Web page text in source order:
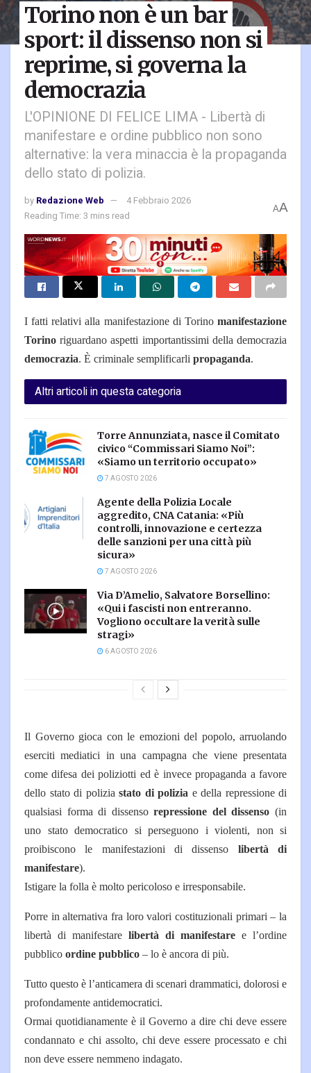
Torino non è un bar
sport: il dissenso non si
reprime, si governa la
democrazia
L'OPINIONE DI FELICE LIMA - Libertà di
manifestare e ordine pubblico non sono
alternative: la vera minaccia è la propaganda
dello stato di polizia.
by Redazione Web
4 Febbraio 2026
Reading Time: 3 mins read
AA
I fatti relativi alla manifestazione di Torino manifestazione
Torino riguardano aspetti importantissimi della democrazia
democrazia. È criminale semplificarli propaganda.
Altri articoli in questa categoria
Torre Annunziata, nasce il Comitato
civico “Commissari Siamo Noi”:
«Siamo un territorio occupato»
7 AGOSTO 2026
Agente della Polizia Locale
aggredito, CNA Catania: «Più
controlli, innovazione e certezza
delle sanzioni per una città più
sicura»
7 AGOSTO 2026
Via D’Amelio, Salvatore Borsellino:
«Qui i fascisti non entreranno.
Vogliono occultare la verità sulle
stragi»
6 AGOSTO 2026
Il Governo gioca con le emozioni del popolo, arruolando
eserciti mediatici in una campagna che viene presentata
come difesa dei poliziotti ed è invece propaganda a favore
dello stato di polizia stato di polizia e della repressione di
qualsiasi forma di dissensorepressione del dissenso (in
uno stato democratico si perseguono i violenti, non si
proibiscono le manifestazioni di dissenso libertà di
manifestare).
Istigare la folla è molto pericoloso e irresponsabile.
Porre in alternativa fra loro valori costituzionali primari – la
libertà di manifestare libertà di manifestare e l’ordine
pubblico ordine pubblico – lo è ancora di più.
Tutto questo è l’anticamera di scenari drammatici, dolorosi e
profondamente antidemocratici.
Ormai quotidianamente è il Governo a dire chi deve essere
condannato e chi assolto, chi deve essere processato e chi
non deve essere nemmeno indagato.